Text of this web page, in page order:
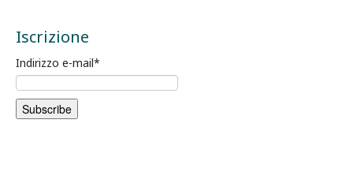
Iscrizione
Indirizzo e-mail*